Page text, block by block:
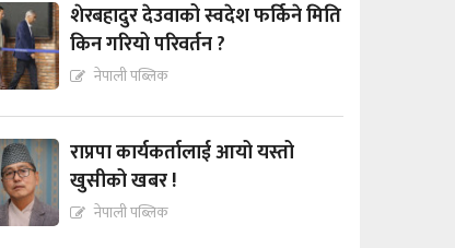
शेरबहादुर देउवाको स्वदेश फर्किने मिति
किन गरियो परिवर्तन ?
नेपाली पब्लिक
राप्रपा कार्यकर्तालाई आयो यस्तो
खुसीको खबर !
नेपाली पब्लिक